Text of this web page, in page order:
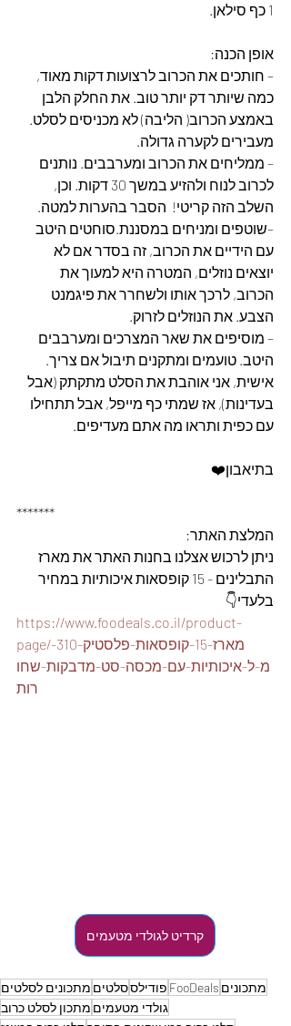
1 כף סילאן.
אופן הכנה:
– חותכים את הכרוב לרצועות דקות מאוד,
כמה שיותר דק יותר טוב. את החלק הלבן
באמצע הכרוב( הליבה) לא מכניסים לסלט.
מעבירים לקערה גדולה.
– ממליחים את הכרוב ומערבבים. נותנים
לכרוב לנוח ולהזיע במשך 30 דקות. וכן,
השלב הזה קריטי!  הסבר בהערות למטה.
–שוטפים ומניחים במסננת.סוחטים היטב
עם הידיים את הכרוב, זה בסדר אם לא
יוצאים נוזלים, המטרה היא למעוך את
הכרוב, לרכך אותו ולשחרר את פיגמנט
הצבע. את הנוזלים לזרוק.
– מוסיפים את שאר המצרכים ומערבבים
היטב. טועמים ומתקנים תיבול אם צריך.
אישית, אני אוהבת את הסלט מתקתק (אבל
בעדינות), אז שמתי כף מייפל, אבל תתחילו
עם כפית ותראו מה אתם מעדיפים.
בתיאבון❤️
*******
המלצת האתר:
ניתן לרכוש אצלנו בחנות האתר את מארז
התבלינים - 15 קופסאות איכותיות במחיר
בלעדי👇
https://www.foodeals.co.il/product-
page/מארז-15-קופסאות-פלסטיק-310-
מ-ל-איכותיות-עם-מכסה-סט-מדבקות-שחו
רות
קרדיט לגולדי מטעמים
מתכונים FooDeals פודילססלטים מתכונים לסלטים
גולדי מטעמים מתכון לסלט כרוב